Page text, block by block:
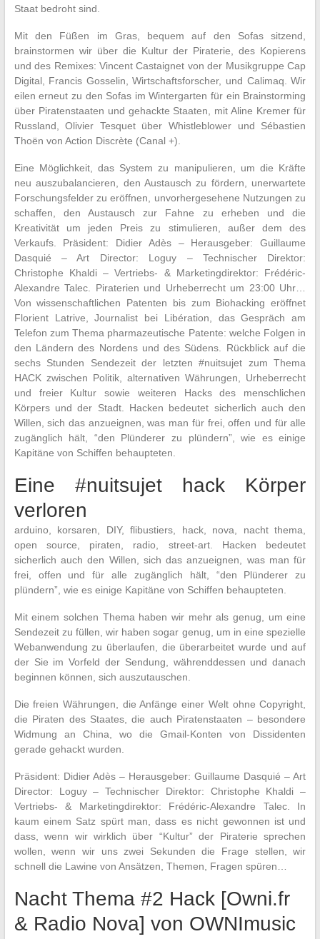
Staat bedroht sind.
Mit den Füßen im Gras, bequem auf den Sofas sitzend,
brainstormen wir über die Kultur der Piraterie, des Kopierens
und des Remixes: Vincent Castaignet von der Musikgruppe Cap
Digital, Francis Gosselin, Wirtschaftsforscher, und Calimaq. Wir
eilen erneut zu den Sofas im Wintergarten für ein Brainstorming
über Piratenstaaten und gehackte Staaten, mit Aline Kremer für
Russland, Olivier Tesquet über Whistleblower und Sébastien
Thoën von Action Discrète (Canal +).
Eine Möglichkeit, das System zu manipulieren, um die Kräfte
neu auszubalancieren, den Austausch zu fördern, unerwartete
Forschungsfelder zu eröffnen, unvorhergesehene Nutzungen zu
schaffen, den Austausch zur Fahne zu erheben und die
Kreativität um jeden Preis zu stimulieren, außer dem des
Verkaufs. Präsident: Didier Adès – Herausgeber: Guillaume
Dasquié – Art Director: Loguy – Technischer Direktor:
Christophe Khaldi – Vertriebs- & Marketingdirektor: Frédéric-
Alexandre Talec. Piraterien und Urheberrecht um 23:00 Uhr…
Von wissenschaftlichen Patenten bis zum Biohacking eröffnet
Florient Latrive, Journalist bei Libération, das Gespräch am
Telefon zum Thema pharmazeutische Patente: welche Folgen in
den Ländern des Nordens und des Südens. Rückblick auf die
sechs Stunden Sendezeit der letzten #nuitsujet zum Thema
HACK zwischen Politik, alternativen Währungen, Urheberrecht
und freier Kultur sowie weiteren Hacks des menschlichen
Körpers und der Stadt. Hacken bedeutet sicherlich auch den
Willen, sich das anzueignen, was man für frei, offen und für alle
zugänglich hält, “den Plünderer zu plündern”, wie es einige
Kapitäne von Schiffen behaupteten.
Eine #nuitsujet hack Körper
verloren
arduino, korsaren, DIY, flibustiers, hack, nova, nacht thema,
open source, piraten, radio, street-art. Hacken bedeutet
sicherlich auch den Willen, sich das anzueignen, was man für
frei, offen und für alle zugänglich hält, “den Plünderer zu
plündern”, wie es einige Kapitäne von Schiffen behaupteten.
Mit einem solchen Thema haben wir mehr als genug, um eine
Sendezeit zu füllen, wir haben sogar genug, um in eine spezielle
Webanwendung zu überlaufen, die überarbeitet wurde und auf
der Sie im Vorfeld der Sendung, währenddessen und danach
beginnen können, sich auszutauschen.
Die freien Währungen, die Anfänge einer Welt ohne Copyright,
die Piraten des Staates, die auch Piratenstaaten – besondere
Widmung an China, wo die Gmail-Konten von Dissidenten
gerade gehackt wurden.
Präsident: Didier Adès – Herausgeber: Guillaume Dasquié – Art
Director: Loguy – Technischer Direktor: Christophe Khaldi –
Vertriebs- & Marketingdirektor: Frédéric-Alexandre Talec. In
kaum einem Satz spürt man, dass es nicht gewonnen ist und
dass, wenn wir wirklich über “Kultur” der Piraterie sprechen
wollen, wenn wir uns zwei Sekunden die Frage stellen, wir
schnell die Lawine von Ansätzen, Themen, Fragen spüren…
Nacht Thema #2 Hack [Owni.fr
& Radio Nova] von OWNImusic